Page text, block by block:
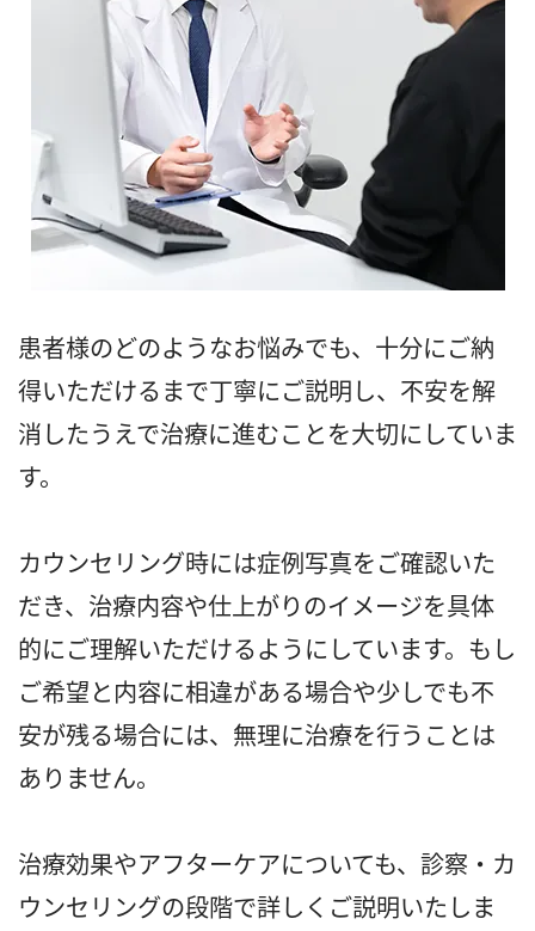
患者様のどのようなお悩みでも、十分にご納
得いただけるまで丁寧にご説明し、不安を解
消したうえで治療に進むことを大切にしていま
す。
カウンセリング時には症例写真をご確認いた
だき、治療内容や仕上がりのイメージを具体
的にご理解いただけるようにしています。もし
ご希望と内容に相違がある場合や少しでも不
安が残る場合には、無理に治療を行うことは
ありません。
治療効果やアフターケアについても、診察・カ
ウンセリングの段階で詳しくご説明いたしま